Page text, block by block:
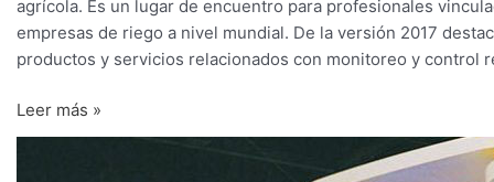
agrícola. Es un lugar de encuentro para profesionales
empresas de riego a nivel mundial. De la versión 2017
productos y servicios relacionados con monitoreo y control
Leer más »